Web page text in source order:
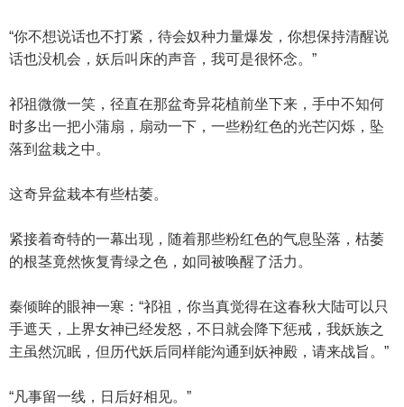
“你不想说话也不打紧，待会奴种力量爆发，你想保持清醒说
话也没机会，妖后叫床的声音，我可是很怀念。”
祁祖微微一笑，径直在那盆奇异花植前坐下来，手中不知何
时多出一把小蒲扇，扇动一下，一些粉红色的光芒闪烁，坠
落到盆栽之中。
这奇异盆栽本有些枯萎。
紧接着奇特的一幕出现，随着那些粉红色的气息坠落，枯萎
的根茎竟然恢复青绿之色，如同被唤醒了活力。
秦倾眸的眼神一寒：“祁祖，你当真觉得在这春秋大陆可以只
手遮天，上界女神已经发怒，不日就会降下惩戒，我妖族之
主虽然沉眠，但历代妖后同样能沟通到妖神殿，请来战旨。”
“凡事留一线，日后好相见。”